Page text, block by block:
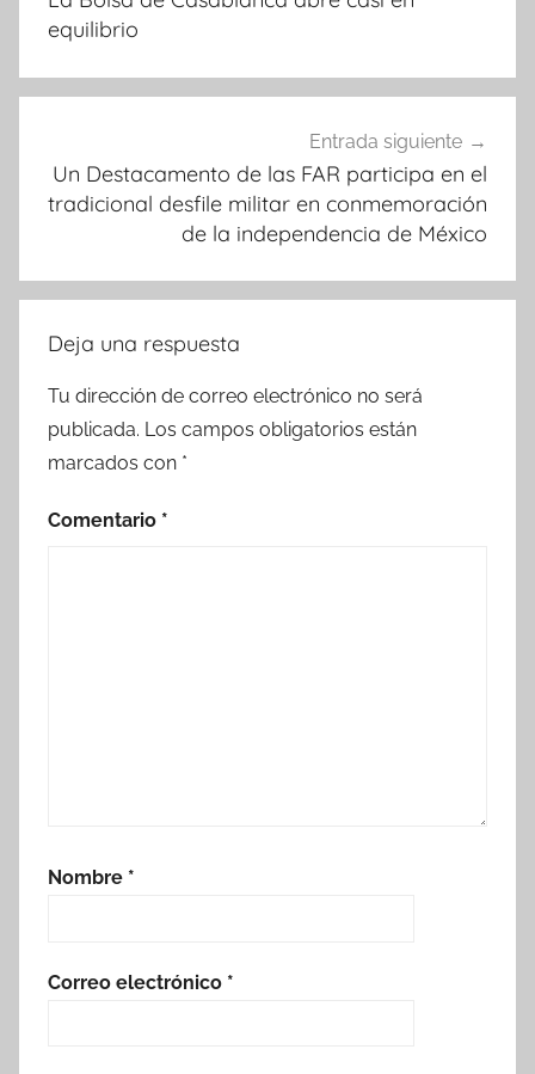
entradas
equilibrio
Entrada siguiente
Un Destacamento de las FAR participa en el
tradicional desfile militar en conmemoración
de la independencia de México
Deja una respuesta
Tu dirección de correo electrónico no será
publicada. Los campos obligatorios están
marcados con *
Comentario *
Nombre *
Correo electrónico *